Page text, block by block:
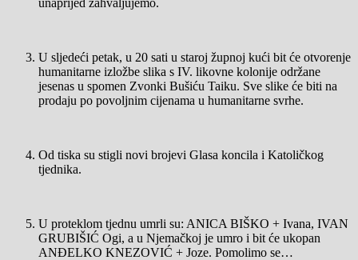
U sljedeći petak, u 20 sati u staroj župnoj kući bit će otvorenje
humanitarne izložbe slika s IV. likovne kolonije održane
jesenas u spomen Zvonki Bušiću Taiku. Sve slike će biti na
prodaju po povoljnim cijenama u humanitarne svrhe.
Od tiska su stigli novi brojevi Glasa koncila i Katoličkog
tjednika.
U proteklom tjednu umrli su: ANICA BIŠKO + Ivana, IVAN
GRUBIŠIĆ Ogi, a u Njemačkoj je umro i bit će ukopan
ANĐELKO KNEZOVIĆ + Joze. Pomolimo se…